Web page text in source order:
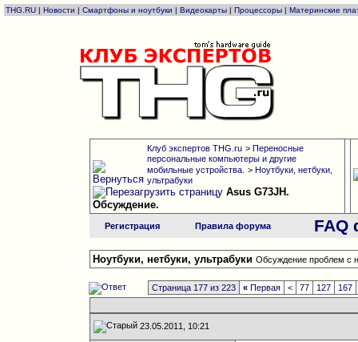
THG.RU | Новости | Смартфоны и ноутбуки | Видеокарты | Процессоры | Материнские
Клуб экспертов THG.ru > Переносные
персональные компьютеры и другие
мобильные устройства. > Ноутбуки, нетбуки,
ультрабуки
Asus G73JH.
Обсуждение.
Регистрация Правила форума FAQ
Ноутбуки, нетбуки, ультрабуки Обсуждение проблем с
Страница 177 из 223 « Первая < 77 127 167
23.05.2011, 10:21